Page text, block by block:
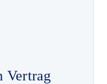
Vertrag